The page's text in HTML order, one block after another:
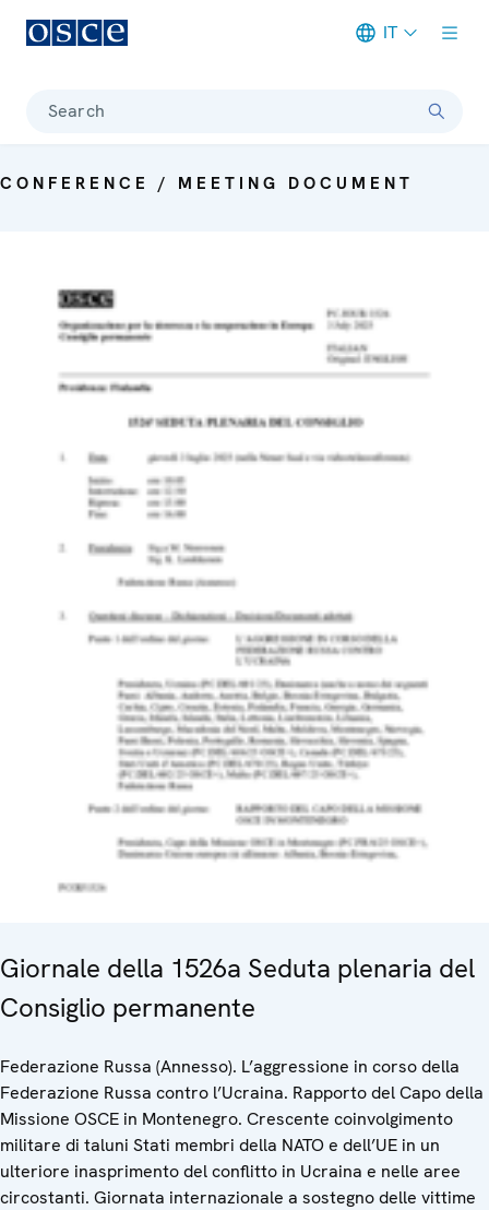
IT
Search
CONFERENCE / MEETING DOCUMENT
Giornale della 1526a Seduta plenaria del
Consiglio permanente
Federazione Russa (Annesso). L’aggressione in corso della
Federazione Russa contro l’Ucraina. Rapporto del Capo della
Missione OSCE in Montenegro. Crescente coinvolgimento
militare di taluni Stati membri della NATO e dell’UE in un
ulteriore inasprimento del conflitto in Ucraina e nelle aree
circostanti. Giornata internazionale a sostegno delle vittime